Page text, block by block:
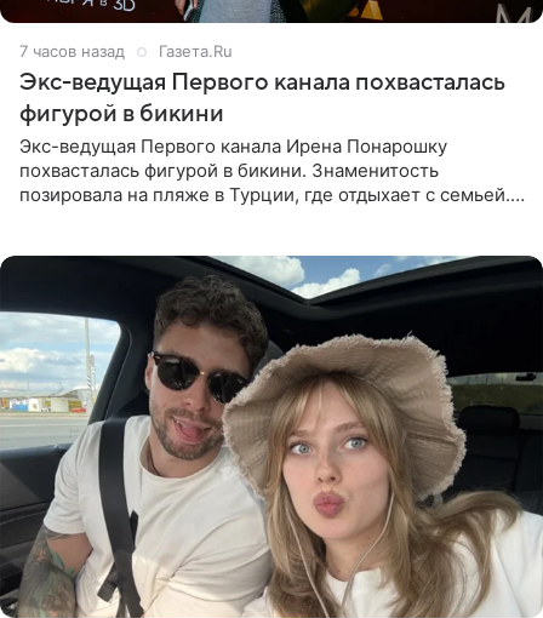
7 часов назад Газета.Ru
Экс-ведущая Первого канала похвасталась
фигурой в бикини
Экс-ведущая Первого канала Ирена Понарошку
похвасталась фигурой в бикини. Знаменитость
позировала на пляже в Турции, где отдыхает с семьей.